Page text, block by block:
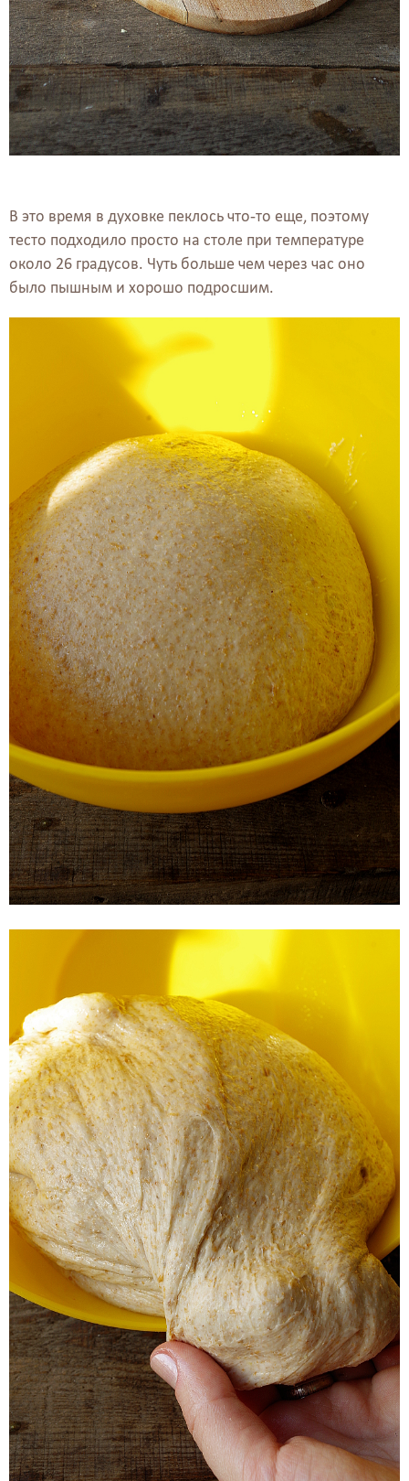
В это время в духовке пеклось что-то еще, поэтому
тесто подходило просто на столе при температуре
около 26 градусов. Чуть больше чем через час оно
было пышным и хорошо подросшим.